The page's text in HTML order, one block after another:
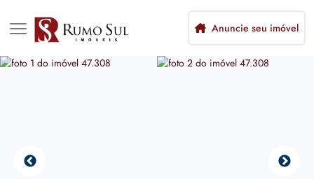
Anuncie seu imóvel